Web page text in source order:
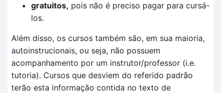
gratuitos, pois não é preciso pagar para cursá-
los.
Além disso, os cursos também são, em sua maioria,
autoinstrucionais, ou seja, não possuem
acompanhamento por um instrutor/professor (i.e.
tutoria). Cursos que desviem do referido padrão
terão esta informação contida no texto de